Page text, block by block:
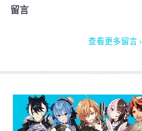
留言
查看更多留言 ›